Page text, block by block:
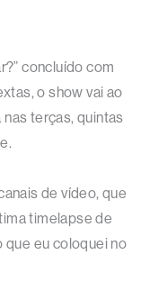
concluído com
o show vai ao
nas terças, quintas
de vídeo, que
timelapse de
que eu coloquei no